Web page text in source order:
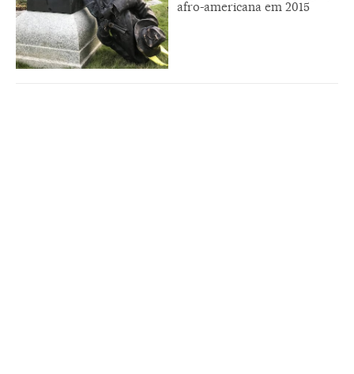
afro-americana em 2015